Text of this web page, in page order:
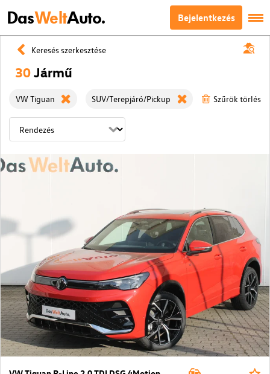
DasWeltAuto. Bejelentkezés
Keresés szerkesztése
30Jármű
VW Tiguan SUV/Terepjáró/Pickup Szűrök törlése